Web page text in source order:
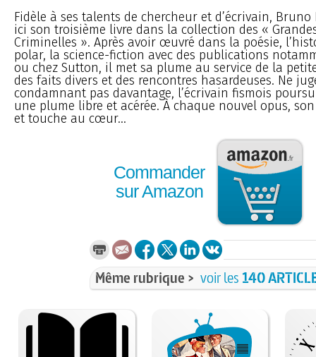
Fidèle à ses talents de chercheur et d’écrivain, Bruno
ici son troisième livre dans la collection des «
Criminelles ». Après avoir œuvré dans la poésie,
polar, la science-fiction avec des publications
ou chez Sutton, il met sa plume au service de la
des faits divers et des rencontres hasardeuses. Ne
condamnant pas davantage, l’écrivain fismois
une plume libre et acérée. À chaque nouvel opus, son
et touche au cœur...
Commander
sur Amazon
Même rubrique > voir les 140